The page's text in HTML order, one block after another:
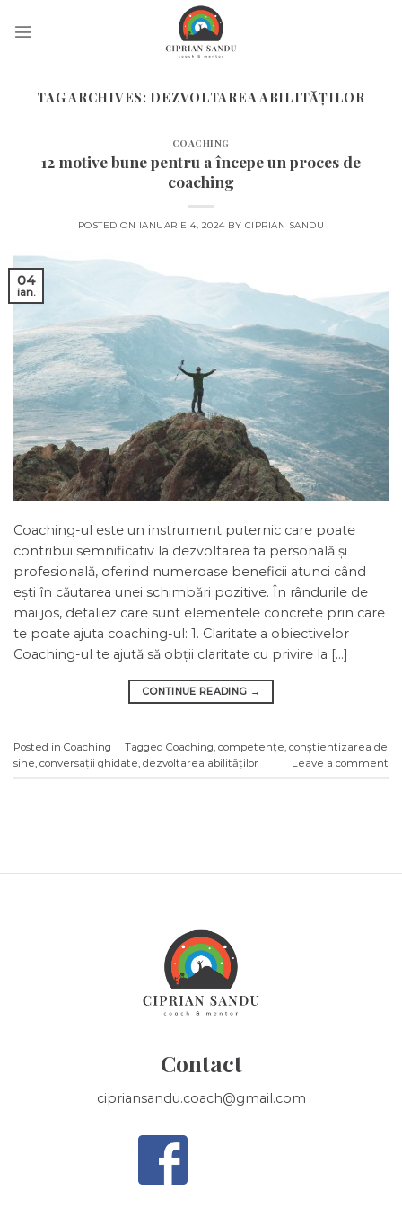
TAG ARCHIVES: DEZVOLTAREA ABILITĂȚILOR
COACHING
12 motive bune pentru a începe un proces de
coaching
POSTED ON IANUARIE 4, 2024BY CIPRIAN SANDU
04
ian.
Coaching-ul este un instrument puternic care poate
contribui semnificativ la dezvoltarea ta personală și
profesională, oferind numeroase beneficii atunci când
ești în căutarea unei schimbări pozitive. În rândurile de
mai jos, detaliez care sunt elementele concrete prin care
te poate ajuta coaching-ul: 1. Claritate a obiectivelor
Coaching-ul te ajută să obții claritate cu privire la […]
CONTINUE READING →
Posted in Coaching | Tagged Coaching, competențe, conștientizarea de
sine, conversații ghidate, dezvoltarea abilităților Leave a comment
Contact
cipriansandu.coach@gmail.com